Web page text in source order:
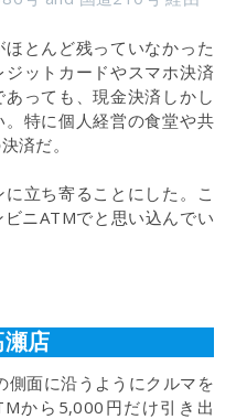
とんど残っていなかった
ットカードやスマホ決済
っても、現金決済しかし
特に個人経営の食堂や共
済だ。
立ち寄ることにした。こ
ニATMでと思い込んでい
店
面に沿うようにクルマを
から5,000円だけ引き出